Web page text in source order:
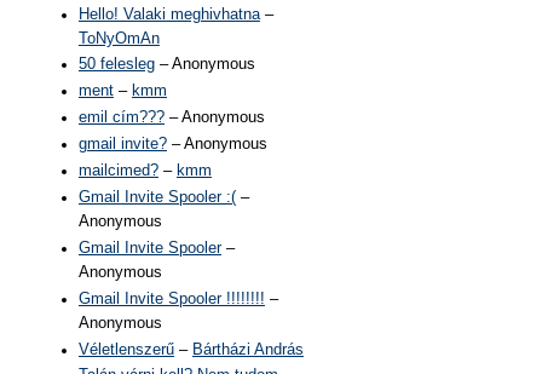
Hello! Valaki meghivhatna–
ToNyOmAn
50 felesleg– Anonymous
ment– kmm
emil cím???– Anonymous
gmail invite?– Anonymous
mailcimed?– kmm
Gmail Invite Spooler :(–
Anonymous
Gmail Invite Spooler–
Anonymous
Gmail Invite Spooler !!!!!!!! –
Anonymous
Véletlenszerű– Bártházi András